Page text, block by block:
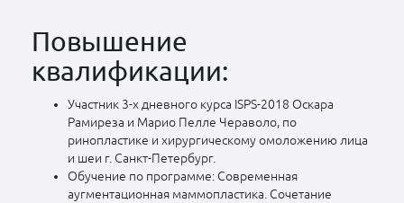
Повышение
квалификации:
Участник 3-х дневного курса ISPS-2018 Оскара
Рамиреза и Марио Пелле Чераволо, по
ринопластике и хирургическому омоложению лица
и шеи г. Санкт-Петербург.
Обучение по программе: Современная
аугментационная маммопластика. Сочетание